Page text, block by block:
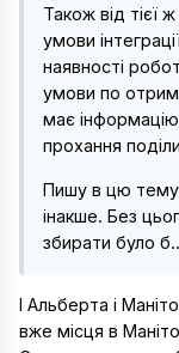
Також від тієї
умови
наявності
умови по
має
прохання
Пишу в цю
інакше. Без
збирати було
І Альберта і
вже місця в